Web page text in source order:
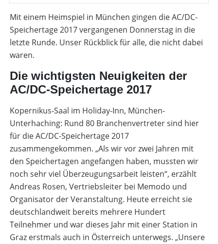
Wärmepumpe
Voraussetzungen
Wärmepumpe:
Wirtschaftlichkeit
berechnen
PV-
Auslegungstools
Unabhängigkeitsrechner
Marktstammdatenregister
Mit einem Heimspiel in München gingen die AC/DC-
Speichertage 2017 vergangenen Donnerstag in die
letzte Runde. Unser Rückblick für alle, die nicht dabei
waren.
Die wichtigsten Neuigkeiten der
AC/DC-Speichertage 2017
Kopernikus-Saal im Holiday-Inn, München-
Unterhaching: Rund 80 Branchenvertreter sind hier
für die AC/DC-Speichertage 2017
zusammengekommen. „Als wir vor zwei Jahren mit
den Speichertagen angefangen haben, mussten wir
noch sehr viel Überzeugungsarbeit leisten“, erzählt
Andreas Rosen, Vertriebsleiter bei Memodo und
Organisator der Veranstaltung. Heute erreicht sie
deutschlandweit bereits mehrere Hundert
Teilnehmer und war dieses Jahr mit einer Station in
Graz erstmals auch in Österreich unterwegs. „Unsere